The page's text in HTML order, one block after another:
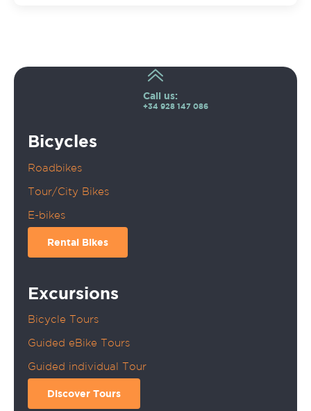
Call us:
+34 928 147 086
Bicycles
Roadbikes
Tour/City Bikes
E-bikes
Rental Bikes
Excursions
Bicycle Tours
Guided eBike Tours
Guided individual Tour
Discover Tours